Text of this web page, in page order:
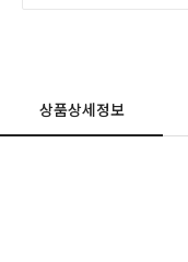
상품상세정보